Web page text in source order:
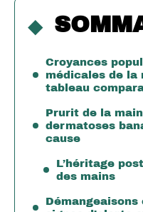
Croyances
médicales de la
tableau
Prurit de la
dermatoses
cause
L’héritage
des mains